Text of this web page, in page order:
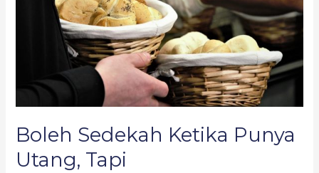
Boleh Sedekah Ketika Punya
Utang, Tapi